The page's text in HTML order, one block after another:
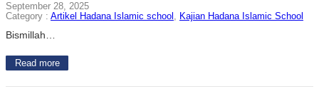
September 28, 2025
Category : Artikel Hadana Islamic school , Kajian Hadana Islamic School
Bismillah…
Read more